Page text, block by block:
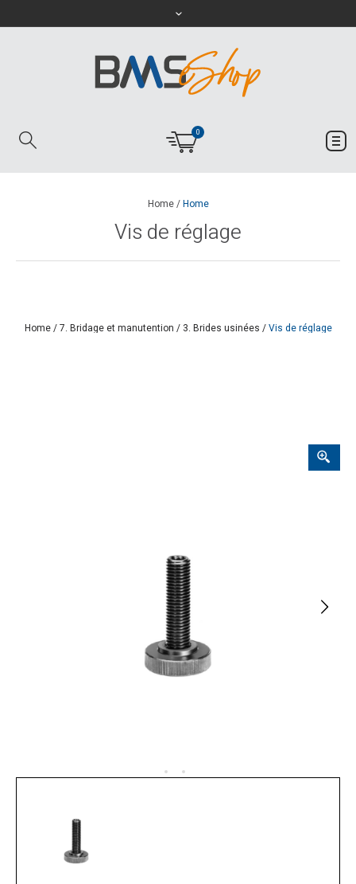
0
Home/Home
Vis de réglage
Home/7. Bridage et manutention / 3. Brides usinées /Vis de réglage